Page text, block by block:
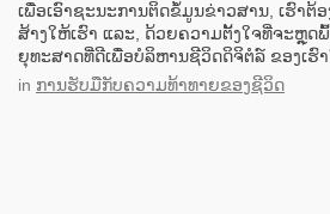
ເພື່ອເອົາຊະນະການຕິດຂໍ້ມູນຂ່າວສານ, ເຮົາຕ້
ສ້າງໃຫ້ເຮົາ ແລະ, ດ້ວຍຄວາມຕັ້ງໃຈທີ່ຈະຫຼຸດ
ຍຸທະສາດທີ່ດີເພື່ອບໍລິຫານຊີວິດດິຈິຕໍລ໌ ຂອງເຮົ
in ການຮັບມືກັບຄວາມທ້າທາຍຂອງຊີວິດ